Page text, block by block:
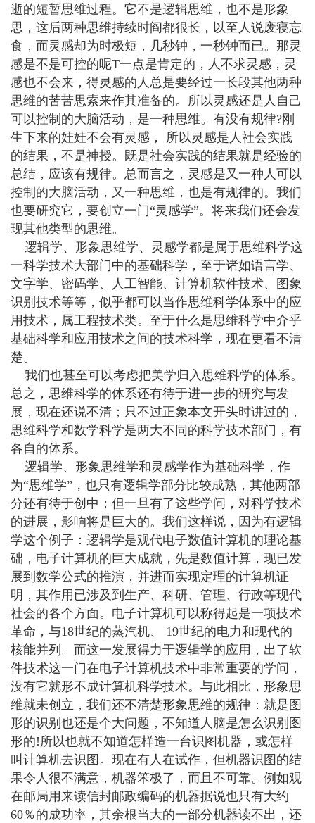
逝的短暂思维过程。它不是逻辑思维，也不是形象
思，这后两种思维持续时阎都很长，以至人说废寝忘
食，而灵感却为时极短，几秒钟，一秒钟而已。那灵
感是不是可控的呢T一点是肯定的，人不求灵感，灵
感也不会来，得灵感的人总是要经过一长段其他两种
思维的苦苦思索来作其准备的。所以灵感还是人自己
可以控制的大脑活动，是一种思维。有没有规律?刚
生下来的娃娃不会有灵感， 所以灵感是人社会实践
的结果，不是神授。既是社会实践的结果就是经验的
总结，应该有规律。总而言之，灵感是又一种人可以
控制的大脑活动，又一种思维，也是有规律的。我们
也要研究它，要创立一门“灵感学”。将来我们还会发
现其他类型的思维。
逻辑学、形象思维学、灵感学都是属于思维科学这
一科学技术大部门中的基础科学，至于诸如语言学、
文字学、密码学、人工智能、计算机软件技术、图象
识别技术等等，似乎都可以当作思维科学体系中的应
用技术，属工程技术类。至于什么是思维科学中介乎
基础科学和应用技术之间的技术科学，现在更看不清
楚。
我们也甚至可以考虑把美学归入思维科学的体系。
总之，思维科学的体系还有待于进一步的研究与发
展，现在还说不清；只不过正象本文开头时讲过的，
思维科学和数学科学是两大不同的科学技术部门，有
各自的体系。
逻辑学、形象思维学和灵感学作为基础科学，作
为“思维学”，也只有逻辑学部分比较成熟，其他两部
分还有待于创中；但一旦有了这些学问，对科学技术
的进展，影响将是巨大的。我们这样说，因为有逻辑
学这个例子：逻辑学是观代电子数值计算机的理论基
础，电子计算机的巨大成就，先是数值计算，现已发
展到数学公式的推演，并进而实现定理的计算机证
明，其作用已涉及到生产、科研、管理、行政等现代
社会的各个方面。电子计算机可以称得起是一项技术
革命，与18世纪的蒸汽机、 19世纪的电力和现代的
核能并列。而这一发展得力于逻辑学的应用，出了软
件技术这一门在电子计算机技术中非常重要的学问，
没有它就形不成计算机科学技术。与此相比，形象思
维就未创立，我们还不清楚形象思维的规律：就是图
形的识别也还是个大问题，不知道人脑是怎么识别图
形的!所以也就不知道怎样造一台识图机器，或怎样
叫计算机去识图。现在有人在试作，但机器识图的结
果令人很不满意，机器笨极了，而且不可靠。例如观
在邮局用来读信封邮政编码的机器据说也只有大约
60％的成功率，其余根当大的一部分机器读不出，还